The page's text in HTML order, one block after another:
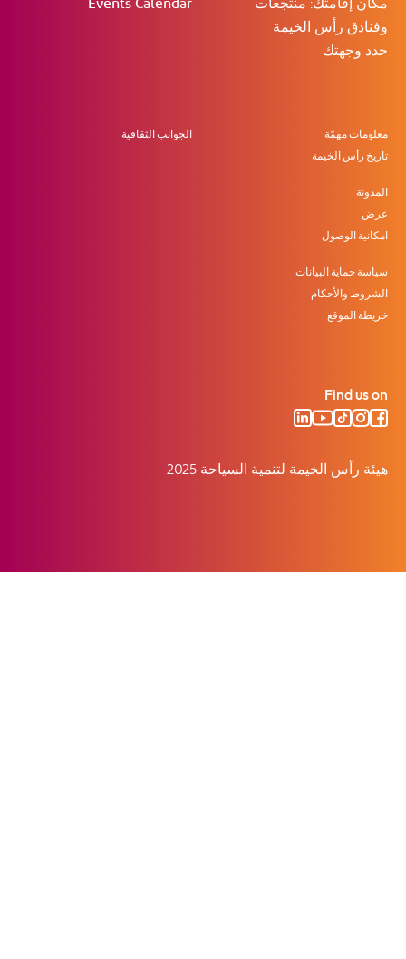
وفنادق رأس الخيمة
حدد وجهتك
معلومات مهمّة
تاريخ رأس الخيمة
الجوانب الثقافية
المدونة
عرض
امكانية الوصول
سياسة حماية البيانات
الشروط والأحكام
خريطة الموقع
Find us on
هيئة رأس الخيمة لتنمية السياحة 2025